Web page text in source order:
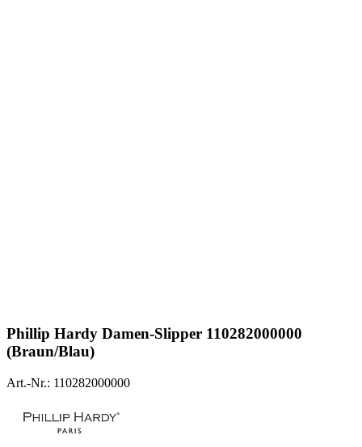
Phillip Hardy Damen-Slipper 110282000000
(Braun/Blau)
Art.-Nr.: 110282000000